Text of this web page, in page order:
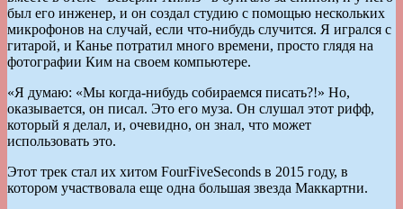
был его инженер, и он создал студию с помощью нескольких
микрофонов на случай, если что-нибудь случится. Я игрался с
гитарой, и Канье потратил много времени, просто глядя на
фотографии Ким на своем компьютере.
«Я думаю: «Мы когда-нибудь собираемся писать?!» Но,
оказывается, он писал. Это его муза. Он слушал этот рифф,
который я делал, и, очевидно, он знал, что может
использовать это.
Этот трек стал их хитом FourFiveSeconds в 2015 году, в
котором участвовала еще одна большая звезда Маккартни.